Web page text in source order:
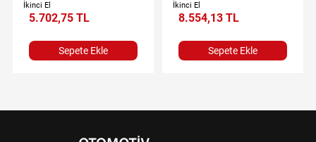
İkinci El
5.702,75 TL
Sepete Ekle
İkinci El
8.554,13 TL
Sepete Ekle